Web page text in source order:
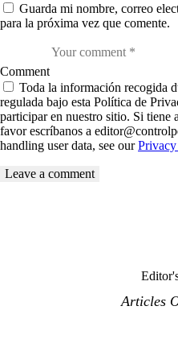
Guarda mi nombre, correo
para la próxima vez que comente.
Comment
Toda la información recogida
regulada bajo esta Política de
participar en nuestro sitio. Si tiene
favor escríbanos a
handling user data, see our
Articles